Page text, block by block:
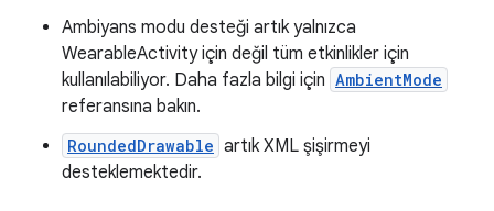
Ambiyans modu desteği artık yalnızca
WearableActivity için değil tüm etkinlikler için
kullanılabiliyor. Daha fazla bilgi için AmbientMode
referansına bakın.
RoundedDrawable artık XML şişirmeyi
desteklemektedir.